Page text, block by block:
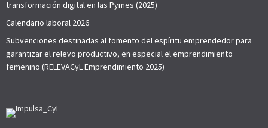
transformación digital en las Pymes (2025)
Calendario laboral 2026
Subvenciones destinadas al fomento del espíritu emprendedor para
garantizar el relevo productivo, en especial el emprendimiento
femenino (RELEVACyL Emprendimiento 2025)